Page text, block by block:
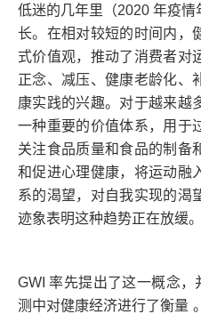
低迷的几年里（2020 年疫
长。在相对较短的时间内，
式价值观，推动了消费者对
正念、减压、健康老龄化、
康实践的兴趣。对于越来越
一种重要的价值体系，用于
关注食品质量和食品的制备
和促进心理健康，将运动融
系的渴望，对自我实现的渴
迹象表明这种趋势正在放缓。
GWI 率先提出了这一概念
测中对健康经济进行了衡量